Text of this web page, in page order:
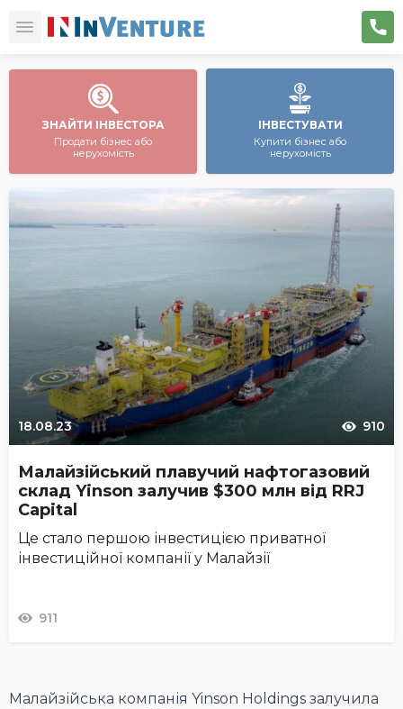
ЗНАЙТИ ІНВЕСТОРА
Продати бізнес або
нерухомість
ІНВЕСТУВАТИ
Купити бізнес або
нерухомість
18.08.23 910
Малайзійський плавучий нафтогазовий
склад Yinson залучив $300 млн від RRJ
Capital
Це стало першою інвестицією приватної
інвестиційної компанії у Малайзії
911
Малайзійська компанія Yinson Holdings залучила